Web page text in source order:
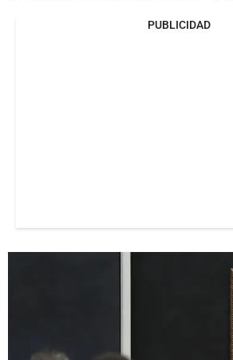
PUBLICIDAD